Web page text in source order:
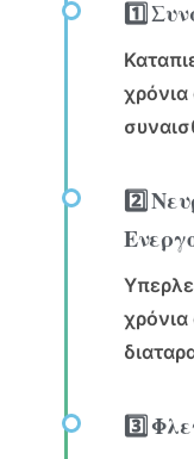
1️⃣
2️⃣
3️⃣